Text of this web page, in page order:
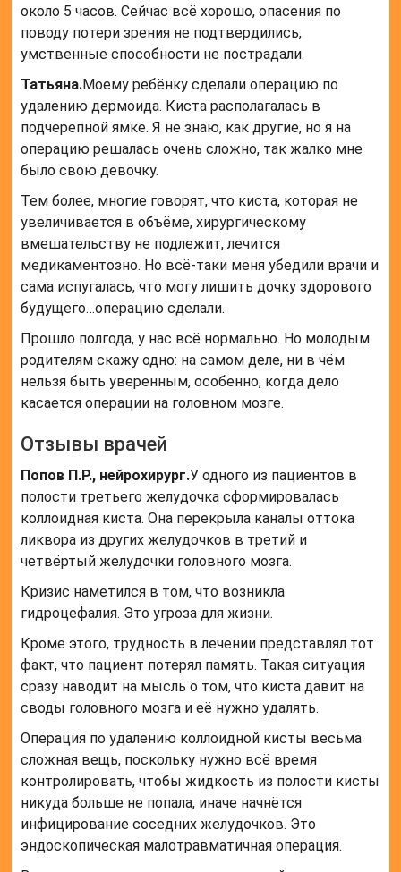
около 5 часов. Сейчас всё хорошо, опасения по
поводу потери зрения не подтвердились,
умственные способности не пострадали.
Татьяна.Моему ребёнку сделали операцию по
удалению дермоида. Киста располагалась в
подчерепной ямке. Я не знаю, как другие, но я на
операцию решалась очень сложно, так жалко мне
было свою девочку.
Тем более, многие говорят, что киста, которая не
увеличивается в объёме, хирургическому
вмешательству не подлежит, лечится
медикаментозно. Но всё-таки меня убедили врачи и
сама испугалась, что могу лишить дочку здорового
будущего…операцию сделали.
Прошло полгода, у нас всё нормально. Но молодым
родителям скажу одно: на самом деле, ни в чём
нельзя быть уверенным, особенно, когда дело
касается операции на головном мозге.
Отзывы врачей
Попов П.Р., нейрохирург.У одного из пациентов в
полости третьего желудочка сформировалась
коллоидная киста. Она перекрыла каналы оттока
ликвора из других желудочков в третий и
четвёртый желудочки головного мозга.
Кризис наметился в том, что возникла
гидроцефалия. Это угроза для жизни.
Кроме этого, трудность в лечении представлял тот
факт, что пациент потерял память. Такая ситуация
сразу наводит на мысль о том, что киста давит на
своды головного мозга и её нужно удалять.
Операция по удалению коллоидной кисты весьма
сложная вещь, поскольку нужно всё время
контролировать, чтобы жидкость из полости кисты
никуда больше не попала, иначе начнётся
инфицирование соседних желудочков. Это
эндоскопическая малотравматичная операция.